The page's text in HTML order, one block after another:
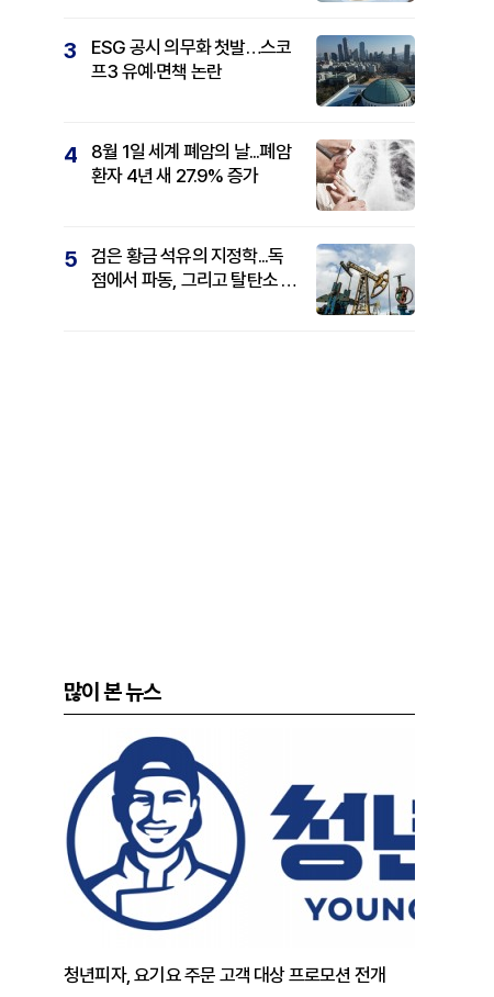
3
ESG 공시 의무화 첫발…스코
프3 유예·면책 논란
4
8월 1일 세계 폐암의 날...폐암
환자 4년 새 27.9% 증가
5
검은 황금 석유의 지정학...독
점에서 파동, 그리고 탈탄소 패
많이 본 뉴스
청년피자, 요기요 주문 고객 대상 프로모션 전개